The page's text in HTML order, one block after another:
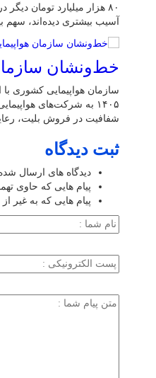
۸۰ هزار میلیارد تومان
آسیب بیشتری دیده‌اند، سهم
خط‌ونشان سازمان
سازمان هواپیمایی کشوری با
۱۴۰۵ به شرکت‌های
شفافیت در فروش بلیت،
ثبت دیدگاه
دیدگاه های ارسال
پیام هایی که حاوی
پیام هایی که به غیر